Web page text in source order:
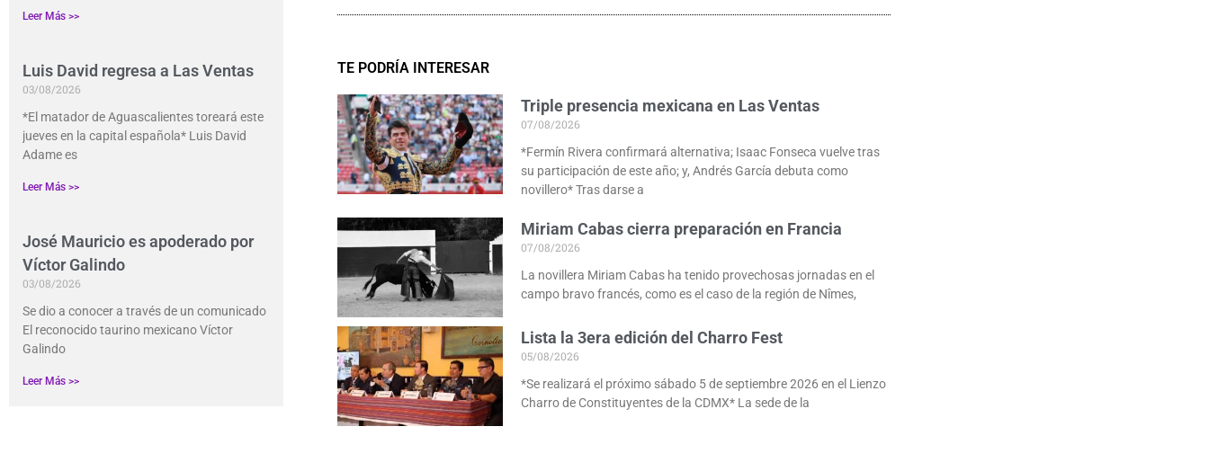
Leer Más >>
Luis David regresa a Las Ventas
03/08/2026
*El matador de Aguascalientes toreará este
jueves en la capital española* Luis David
Adame es
Leer Más >>
José Mauricio es apoderado por
Víctor Galindo
03/08/2026
Se dio a conocer a través de un comunicado
El reconocido taurino mexicano Víctor
Galindo
Leer Más >>
TE PODRÍA INTERESAR
Triple presencia mexicana en Las Ventas
07/08/2026
*Fermín Rivera confirmará alternativa; Isaac Fonseca vuelve tras
su participación de este año; y, Andrés García debuta como
novillero* Tras darse a
Miriam Cabas cierra preparación en Francia
07/08/2026
La novillera Miriam Cabas ha tenido provechosas jornadas en el
campo bravo francés, como es el caso de la región de Nîmes,
Lista la 3era edición del Charro Fest
05/08/2026
*Se realizará el próximo sábado 5 de septiembre 2026 en el Lienzo
Charro de Constituyentes de la CDMX* La sede de la